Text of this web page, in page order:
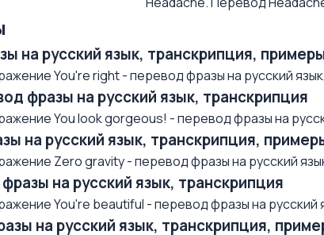
на русский язык, транскрипция,
You're right - перевод фразы на русский
фразы на русский язык, транскрипция
You look gorgeous! - перевод фразы на
на русский язык, транскрипция,
Zero gravity - перевод фразы на русский
на русский язык, транскрипция
You're beautiful - перевод фразы на русский
на русский язык, транскрипция,